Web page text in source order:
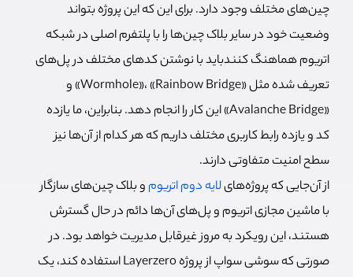
چین‌های مختلف وجود دارد. برای این که این پروژه بتواند
وضعیت خود در سایر بلاک چین‌ها را با پلتفرم اصلی در شبکه
اتریوم هماهنگ کنندباید با نوشتن کدهای مختلف در پل‌های
تعریف شده مثل «Wormhole»، «Rainbow Bridge» و
«Avalanche Bridge» این کار را انجام دهد. بنابراین، ما یازده
کد و یازده رابط کاربری مختلف داریم که هر کدام از آن‌ها نیز
سطح امنیت متفاوتی دارند.
از آن‌جایی که پروژه‌هایلایه دوم اتریوم و بلاک چین‌های سازگار
با ماشین مجازی اتریوم و پل‌های آن‌ها دائم در حال گسترش
هستند، این رویکرد به مروز غیرقابل مدیریت خواهد بود. در
صورتی که سوشی سواپ از پروژه Layerzero استفاده کند، یک